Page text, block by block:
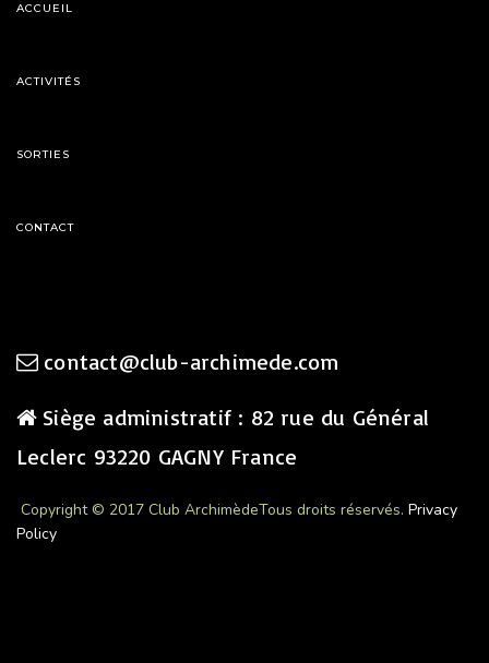
ACCUEIL
ACTIVITÉS
SORTIES
CONTACT
contact@club-archimede.com
Siège administratif : 82 rue du Général
Leclerc 93220 GAGNY France
Copyright © 2017 Club ArchimèdeTous droits réservés. Privacy
Policy